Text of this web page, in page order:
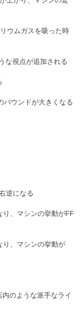
ウムガスを吸った時
な視点が追加される
バウンドが大きくなる
逆になる
り、マシンの挙動がFF
り、マシンの挙動が
のような派手なライ